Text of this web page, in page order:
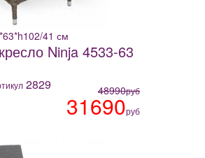
41 см
Ninja 4533-63
2829 48990руб
31690руб